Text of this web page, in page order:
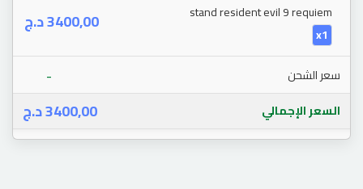
stand resident evil 9 requiem
x1
3400,00د.ج
سعر الشحن -
السعر الإجمالي 3400,00د.ج